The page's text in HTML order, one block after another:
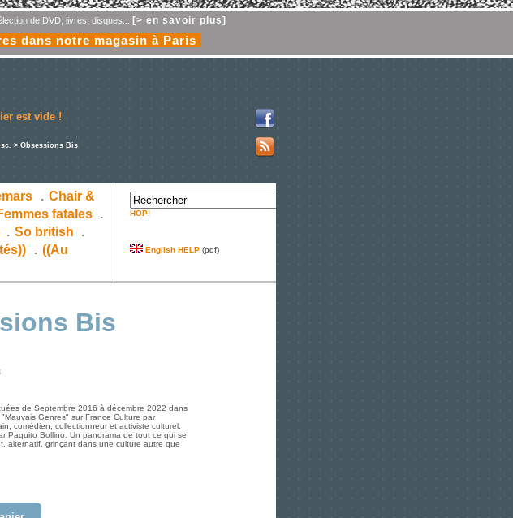
de DVD, livres, disques... [> en savoir plus]
dans notre magasin à Paris
est vide !
> Obsessions Bis
. Chair &
fatales
.
. So british
.
. ((Au
HOP!
English HELP (pdf)
Bis
de Septembre 2016 à décembre 2022 dans
Genres" sur France Culture par
comédien, collectionneur et activiste culturel.
Paquito Bollino. Un panorama de tout ce qui se
alternatif, grinçant dans une culture autre que